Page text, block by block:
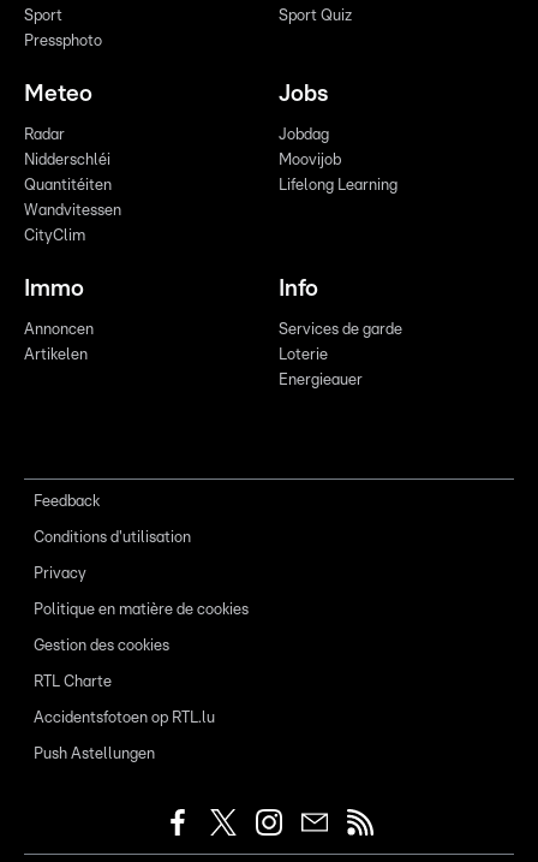
Sport
Pressphoto
Sport Quiz
Meteo
Radar
Nidderschléi
Quantitéiten
Wandvitessen
CityClim
Jobs
Jobdag
Moovijob
Lifelong Learning
Immo
Annoncen
Artikelen
Info
Services de garde
Loterie
Energieauer
Feedback
Conditions d'utilisation
Privacy
Politique en matière de cookies
Gestion des cookies
RTL Charte
Accidentsfotoen op RTL.lu
Push Astellungen